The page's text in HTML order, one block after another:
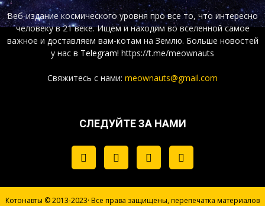
Веб-издание космического уровня про все то, что интересно
человеку в 21 веке. Ищем и находим во вселенной самое
важное и доставляем вам-котам на Землю. Больше новостей
у нас в Telegram! https://t.me/meownauts
Свяжитесь с нами: meownauts@gmail.com
СЛЕДУЙТЕ ЗА НАМИ
Котонавты © 2013-2023· Все права защищены, перепечатка материалов